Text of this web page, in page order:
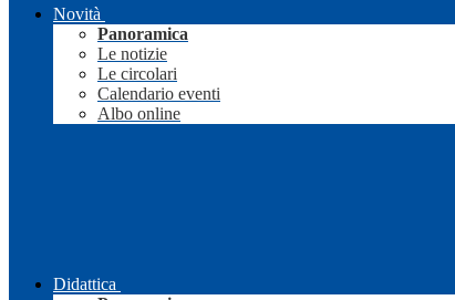
Novità
Panoramica
Le notizie
Le circolari
Calendario eventi
Albo online
Didattica